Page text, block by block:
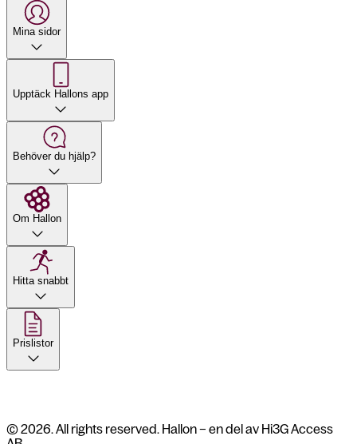
Mina sidor
Upptäck Hallons app
Behöver du hjälp?
Om Hallon
Hitta snabbt
Prislistor
© 2026. All rights reserved. Hallon – en del av Hi3G Access